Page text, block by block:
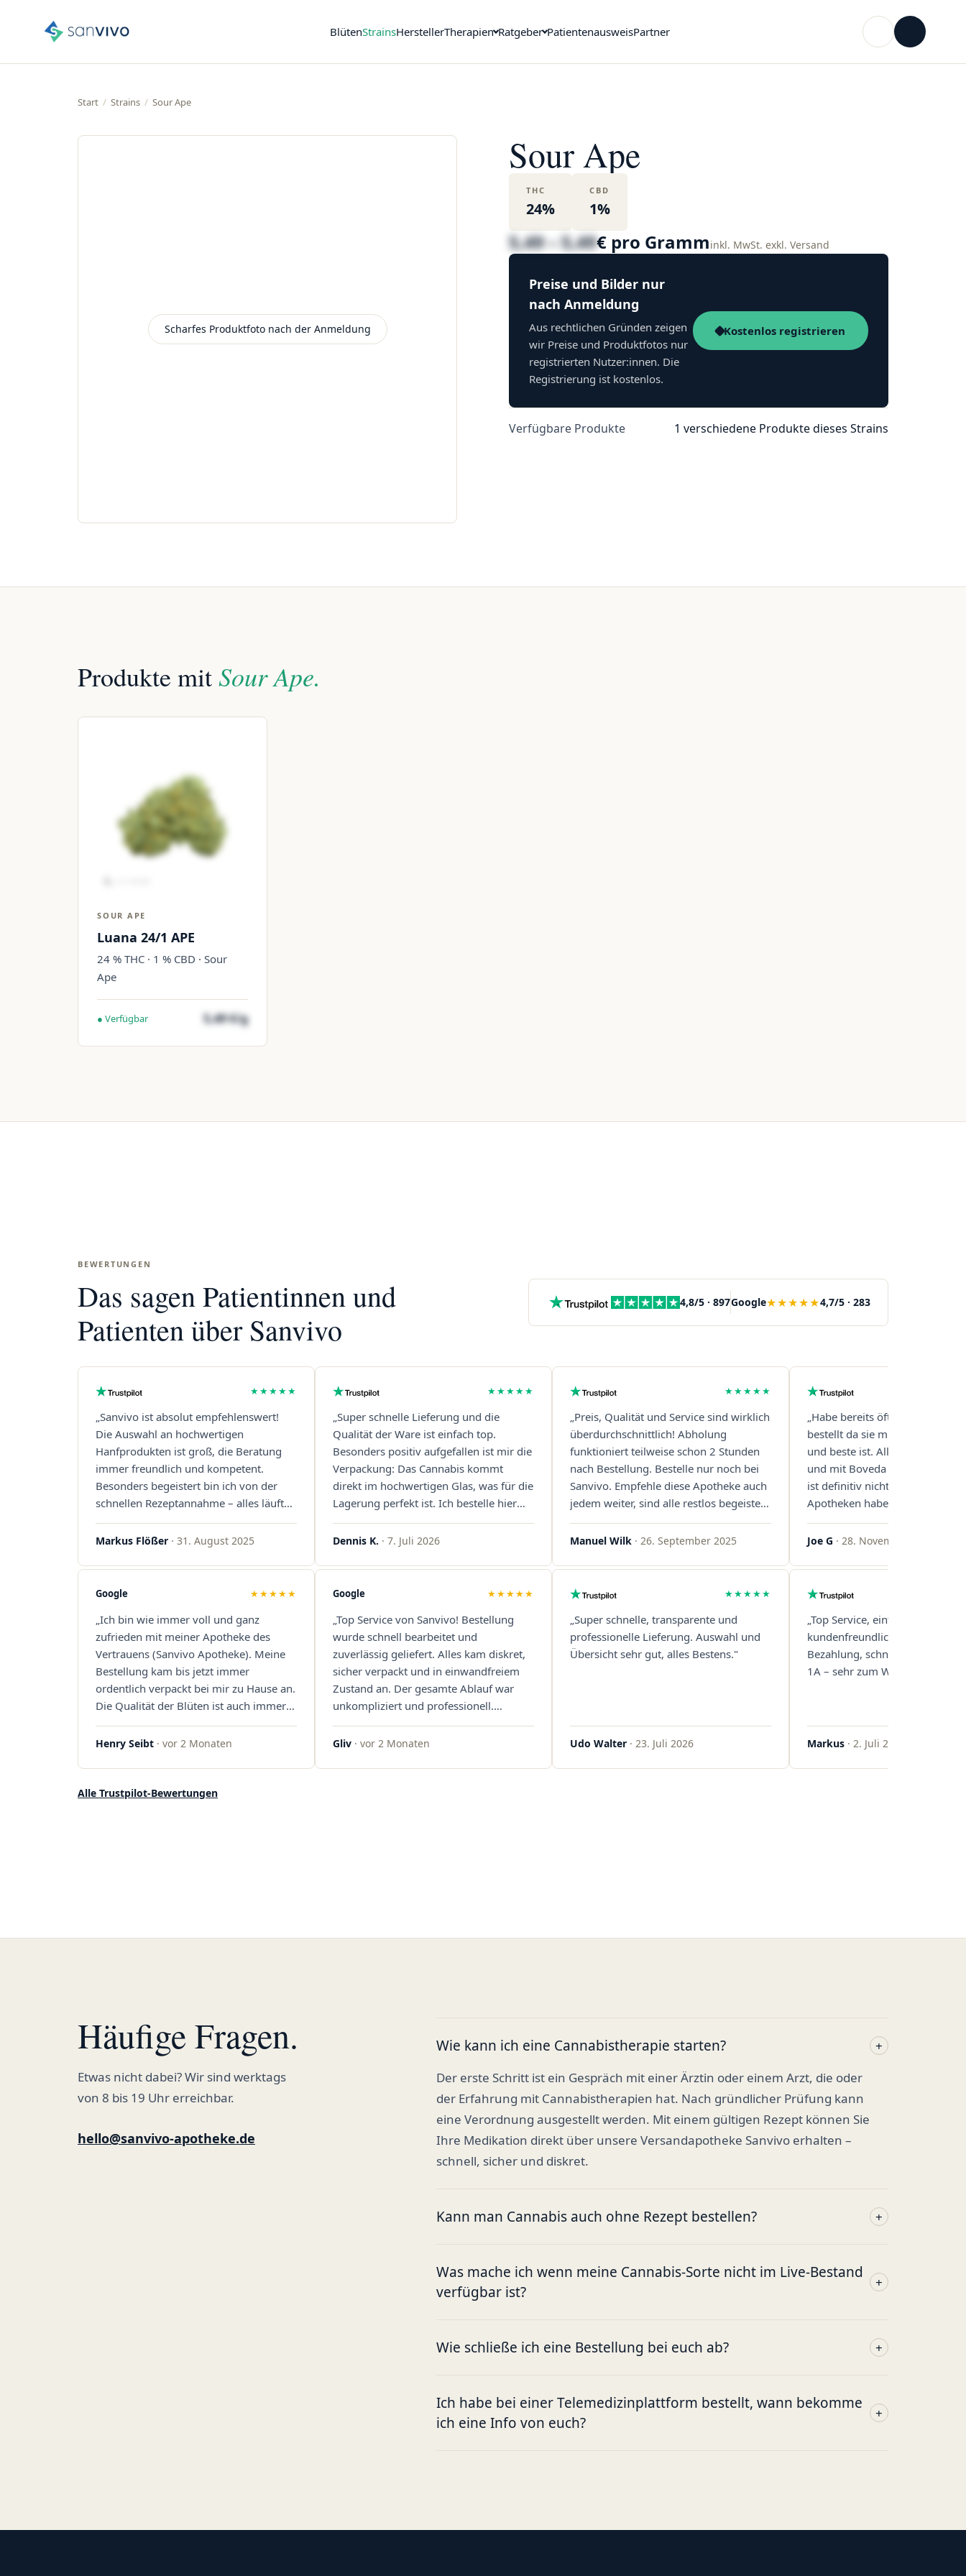
BlütenStrainsHerstellerTherapien Ratgeber PatientenausweisPartner
Start / Strains / Sour Ape
Scharfes Produktfoto nach der Anmeldung
Sour Ape
THC
24%
CBD
1%
5,49 – 5,49€ pro Gramminkl. MwSt. exkl. Versand
Preise und Bilder nur
nach Anmeldung
Aus rechtlichen Gründen zeigen
wir Preise und Produktfotos nur
registrierten Nutzer:innen. Die
Registrierung ist kostenlos.
Kostenlos registrieren
Verfügbare Produkte 1 verschiedene Produkte dieses Strains
Produkte mitSour Ape.
SOUR APE
Luana 24/1 APE
24 % THC · 1 % CBD · Sour
Ape
● Verfügbar 5,49 €/g
BEWERTUNGEN
Das sagen Patientinnen und
Patienten über Sanvivo
4,8/5 · 897Google★★★★★4,7/5 · 283
★★★★★
„Sanvivo ist absolut empfehlenswert!
Die Auswahl an hochwertigen
Hanfprodukten ist groß, die Beratung
immer freundlich und kompetent.
Besonders begeistert bin ich von der
schnellen Rezeptannahme – alles läuft
unkompliziert und reibungslos. Auch die
Lieferungen sind extrem zügig, was mir
dass hier Qualität, Service und
Kundenzufriedenheit an erster Stelle
Sanvivo – ich bin rundum begeistert!"
Markus Flößer · 31. August 2025
★★★★★
„Super schnelle Lieferung und die
Qualität der Ware ist einfach top.
Besonders positiv aufgefallen ist mir die
Verpackung: Das Cannabis kommt
direkt im hochwertigen Glas, was für die
Lagerung perfekt ist. Ich bestelle hier
definitiv wieder!"
Dennis K. · 7. Juli 2026
★★★★★
„Preis, Qualität und Service sind wirklich
überdurchschnittlich! Abholung
funktioniert teilweise schon 2 Stunden
nach Bestellung. Bestelle nur noch bei
Sanvivo. Empfehle diese Apotheke auch
jedem weiter, sind alle restlos begeistert.
Immer wieder gern!"
Manuel Wilk · 26. September 2025
„Habe bereits öfter über diese
bestellt da sie mit Abstand die
und beste ist. Alles ist perfekt
und mit Boveda Pads in jedem
ist definitiv nicht die Norm, bei
Apotheken haben das nur zwei
gemacht. Bleibt so!"
Joe G · 28. November 2025
Google ★★★★★
„Ich bin wie immer voll und ganz
zufrieden mit meiner Apotheke des
Vertrauens (Sanvivo Apotheke). Meine
Bestellung kam bis jetzt immer
ordentlich verpackt bei mir zu Hause an.
Die Qualität der Blüten ist auch immer
auf einem hohen Niveau, die Auswahl
ist groß und die Preise sind fair. Die
Qualität. Ich bestelle hier schon länger
Henry Seibt · vor 2 Monaten
Google ★★★★★
„Top Service von Sanvivo! Bestellung
wurde schnell bearbeitet und
zuverlässig geliefert. Alles kam diskret,
sicher verpackt und in einwandfreiem
Zustand an. Der gesamte Ablauf war
unkompliziert und professionell.
Qualität und Kundenzufriedenheit
überzeugen auf ganzer Linie. Gerne
Gliv · vor 2 Monaten
★★★★★
„Super schnelle, transparente und
professionelle Lieferung. Auswahl und
Übersicht sehr gut, alles Bestens."
Udo Walter · 23. Juli 2026
„Top Service, einfache und
kundenfreundliche Abwicklung
Bezahlung, schnelle Lieferung.
1A – sehr zum
Markus · 2. Juli 2026
Alle Trustpilot-Bewertungen
Häufige Fragen.
Etwas nicht dabei? Wir sind werktags
von 8 bis 19 Uhr erreichbar.
hello@sanvivo-apotheke.de
Wie kann ich eine Cannabistherapie starten?
+
Der erste Schritt ist ein Gespräch mit einer Ärztin oder einem Arzt, die oder
der Erfahrung mit Cannabistherapien hat. Nach gründlicher Prüfung kann
eine Verordnung ausgestellt werden. Mit einem gültigen Rezept können Sie
Ihre Medikation direkt über unsere Versandapotheke Sanvivo erhalten –
schnell, sicher und diskret.
Kann man Cannabis auch ohne Rezept bestellen? +
Was mache ich wenn meine Cannabis-Sorte nicht im Live-Bestand
verfügbar ist?
+
Wie schließe ich eine Bestellung bei euch ab? +
Ich habe bei einer Telemedizinplattform bestellt, wann bekomme
ich eine Info von euch?
+